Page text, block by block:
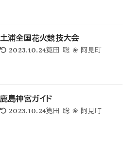
土浦全国花火競技大会
2023.10.24筧田 聡 ❀ 阿見町
鹿島神宮ガイド
2023.10.24筧田 聡 ❀ 阿見町